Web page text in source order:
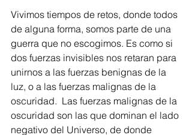
Vivimos tiempos de retos, donde todos
de alguna forma, somos parte de una
guerra que no escogimos. Es como si
dos fuerzas invisibles nos retaran para
unirnos a las fuerzas benignas de la
luz, o a las fuerzas malignas de la
oscuridad.  Las fuerzas malignas de la
oscuridad son las que dominan el lado
negativo del Universo, de donde